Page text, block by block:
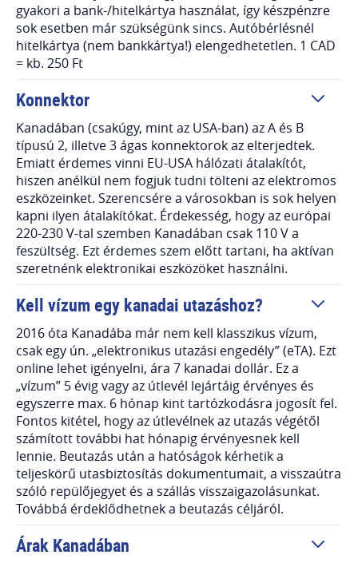
gyakori a bank-/hitelkártya használat, így készpénzre
sok esetben már szükségünk sincs. Autóbérlésnél
hitelkártya (nem bankkártya!) elengedhetetlen. 1 CAD
= kb. 250 Ft
Konnektor
Kanadában (csakúgy, mint az USA-ban) az A és B
típusú 2, illetve 3 ágas konnektorok az elterjedtek.
Emiatt érdemes vinni EU-USA hálózati átalakítót,
hiszen anélkül nem fogjuk tudni tölteni az elektromos
eszközeinket. Szerencsére a városokban is sok helyen
kapni ilyen átalakítókat. Érdekesség, hogy az európai
220-230 V-tal szemben Kanadában csak 110 V a
feszültség. Ezt érdemes szem előtt tartani, ha aktívan
szeretnénk elektronikai eszközöket használni.
Kell vízum egy kanadai utazáshoz?
2016 óta Kanadába már nem kell klasszikus vízum,
csak egy ún. „elektronikus utazási engedély” (eTA). Ezt
online lehet igényelni, ára 7 kanadai dollár. Ez a
„vízum” 5 évig vagy az útlevél lejártáig érvényes és
egyszerre max. 6 hónap kint tartózkodásra jogosít fel.
Fontos kitétel, hogy az útlevélnek az utazás végétől
számított további hat hónapig érvényesnek kell
lennie. Beutazás után a hatóságok kérhetik a
teljeskörű utasbiztosítás dokumentumait, a visszaútra
szóló repülőjegyet és a szállás visszaigazolásunkat.
Továbbá érdeklődhetnek a beutazás céljáról.
Árak Kanadában